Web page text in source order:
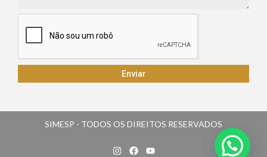
Enviar
SIMESP - TODOS OS DIREITOS RESERVADOS